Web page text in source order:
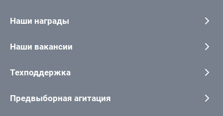
Наши награды
Наши вакансии
Техподдержка
Предвыборная агитация